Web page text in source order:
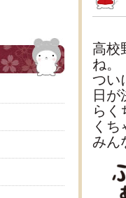
高校
ね。
つい
日が
らく
くち
みん